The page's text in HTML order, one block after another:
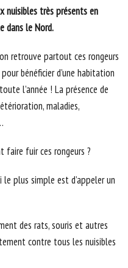
nuisibles très présents en
dans le Nord.
retrouve partout ces rongeurs
bénéficier d’une habitation
l’année ! La présence de
maladies,
faire fuir ces rongeurs ?
plus simple est d’appeler un
des rats, souris et autres
contre tous les nuisibles